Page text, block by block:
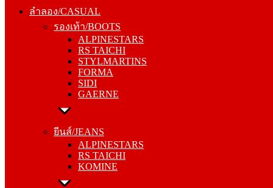
ลำลอง/CASUAL
รองเท้า/BOOTS
ALPINESTARS
RS TAICHI
STYLMARTINS
FORMA
SIDI
GAERNE
ยีนส์/JEANS
ALPINESTARS
RS TAICHI
KOMINE
ALPINESTARS
RS TAICHI
STYLMARTINS
FORMA
SIDI
GAERNE
ยีนส์/JEANS
RS TAICHI
KOMINE
เสื้อฮู้ด/HOODY